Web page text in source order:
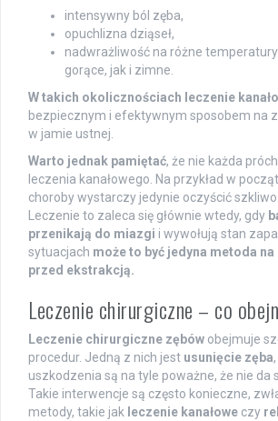
intensywny ból zęba,
opuchlizna dziąseł,
nadwrażliwość na różne
gorące, jak i zimne.
W takich okolicznościach leczenie
bezpiecznym i efektywnym sposobem na
w jamie ustnej.
Warto jednak pamiętać, że nie każda
leczenia kanałowego. Na przykład w
choroby wystarczy jedynie oczyścić szkliwo
Leczenie to zaleca się głównie wtedy, gdy
przenikają do miazgi i wywołują stan
sytuacjach może to być jedyna metoda
przed ekstrakcją.
Leczenie chirurgiczne – co
Leczenie chirurgiczne zębów obejmuje
procedur. Jedną z nich jest usunięcie zęba
uszkodzenia są na tyle poważne, że nie da
Takie interwencje są często konieczne,
metody, takie jak leczenie kanałowe czy